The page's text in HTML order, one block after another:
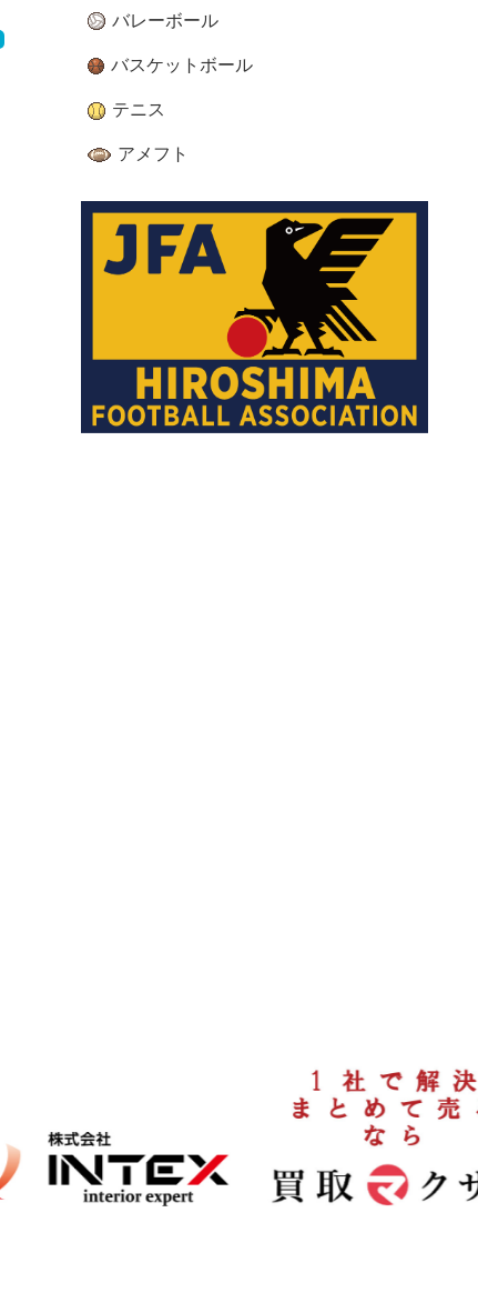
バレーボール
バスケットボール
テニス
アメフト